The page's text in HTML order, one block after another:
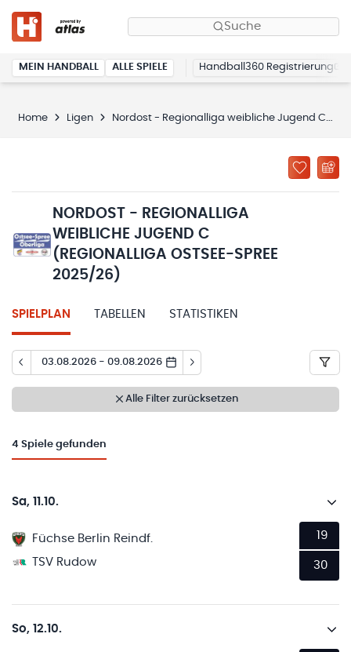
Suche
MEIN HANDBALL ALLE SPIELE Handball360 Registrierung
Home Ligen Nordost - Regionalliga weibliche Jugend C (Regionalliga Ostsee-Spree 2025/26)
NORDOST - REGIONALLIGA
WEIBLICHE JUGEND C
(REGIONALLIGA OSTSEE-SPREE
2025/26)
SPIELPLAN TABELLEN STATISTIKEN
03.08.2026 - 09.08.2026
Alle Filter zurücksetzen
4 Spiele gefunden
Sa, 11.10.
Füchse Berlin Reindf.
TSV Rudow
19
30
So, 12.10.